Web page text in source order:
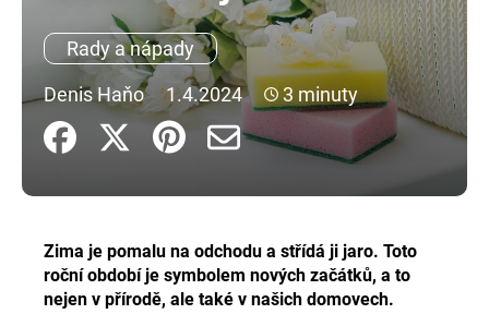
Rady a nápady
Denis Haňo
1.4.2024 3 minuty
Zima je pomalu na odchodu a střídá ji jaro. Toto
roční období je symbolem nových začátků, a to
nejen v přírodě, ale také v našich domovech.
t
HLEDAT